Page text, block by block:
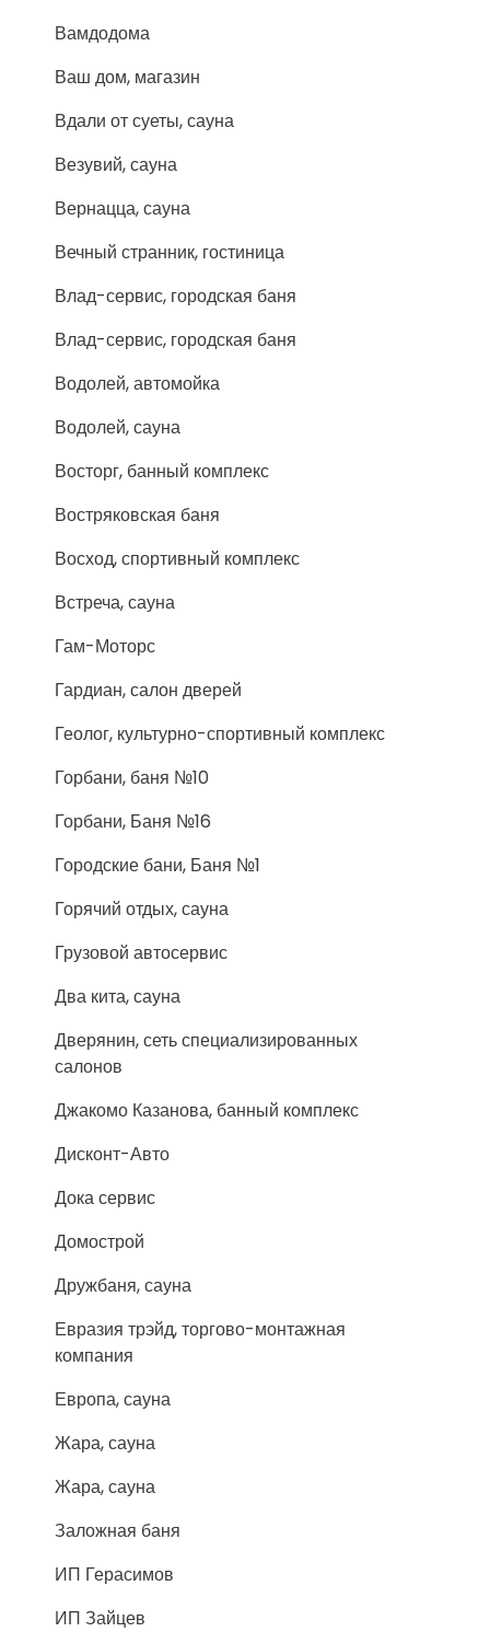
Вамдодома
Ваш дом, магазин
Вдали от суеты, сауна
Везувий, сауна
Вернацца, сауна
Вечный странник, гостиница
Влад-сервис, городская баня
Влад-сервис, городская баня
Водолей, автомойка
Водолей, сауна
Восторг, банный комплекс
Востряковская баня
Восход, спортивный комплекс
Встреча, сауна
Гам-Моторс
Гардиан, салон дверей
Геолог, культурно-спортивный комплекс
Горбани, баня №10
Горбани, Баня №16
Городские бани, Баня №1
Горячий отдых, сауна
Грузовой автосервис
Два кита, сауна
Дверянин, сеть специализированных
салонов
Джакомо Казанова, банный комплекс
Дисконт-Авто
Дока сервис
Домострой
Дружбаня, сауна
Евразия трэйд, торгово-монтажная
компания
Европа, сауна
Жара, сауна
Жара, сауна
Заложная баня
ИП Герасимов
ИП Зайцев